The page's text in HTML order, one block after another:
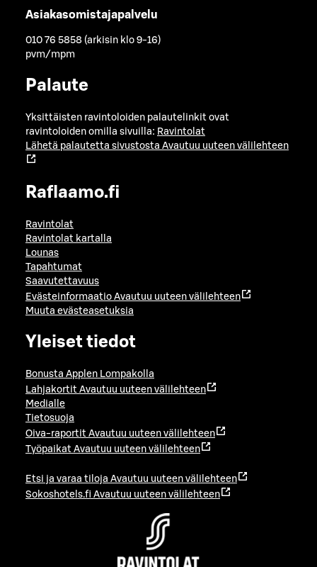
Asiakasomistajapalvelu
010 76 5858 (arkisin klo 9-16)
pvm/mpm
Palaute
Yksittäisten ravintoloiden palautelinkit ovat
ravintoloiden omilla sivuilla: Ravintolat
Lähetä palautetta sivustosta Avautuu uuteen välilehteen
Raflaamo.fi
Ravintolat
Ravintolat kartalla
Lounas
Tapahtumat
Saavutettavuus
Evästeinformaatio Avautuu uuteen välilehteen
Muuta evästeasetuksia
Yleiset tiedot
Bonusta Applen Lompakolla
Lahjakortit Avautuu uuteen välilehteen
Medialle
Tietosuoja
Oiva-raportit Avautuu uuteen välilehteen
Työpaikat Avautuu uuteen välilehteen
Etsi ja varaa tiloja Avautuu uuteen välilehteen
Sokoshotels.fi Avautuu uuteen välilehteen